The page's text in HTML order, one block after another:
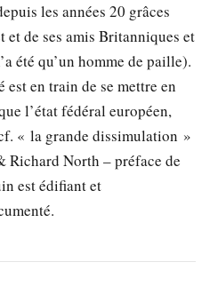
les années 20 grâces
et de ses amis Britanniques et
été qu’un homme de paille).
en train de se mettre en
l’état fédéral européen,
« la grande dissimulation »
Richard North – préface de
est édifiant et